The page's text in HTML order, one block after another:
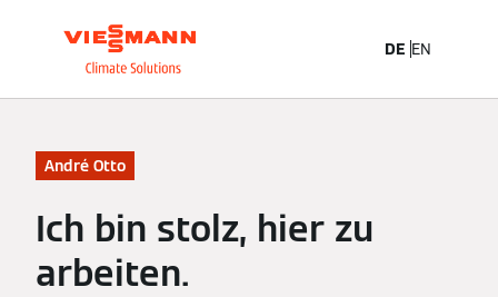
DE EN
André Otto
Ich bin stolz, hier zu
arbeiten.